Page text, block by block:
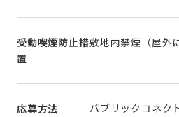
受動喫煙防止措
置
敷地内禁煙（屋外
応募方法
パブリックコネク